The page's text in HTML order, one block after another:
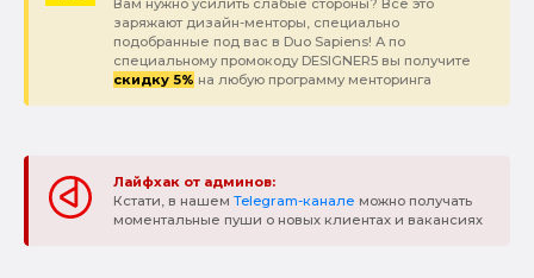
Вам нужно усилить слабые стороны? Все это
заряжают дизайн-менторы, специально
подобранные под вас в Duo Sapiens! А по
специальному промокоду DESIGNER5 вы получите
скидку 5% на любую программу менторинга
Лайфхак от админов:
Кстати, в нашем Telegram-канале можно получать
моментальные пуши о новых клиентах и вакансиях